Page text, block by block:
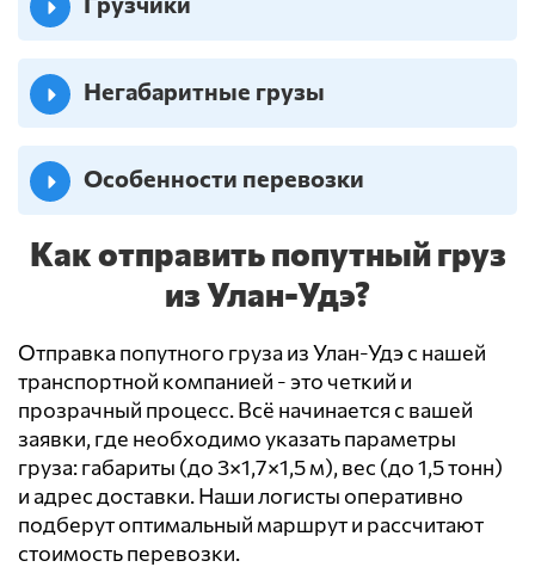
Негабаритные грузы
Особенности перевозки
Как отправить попутный груз
из Улан-Удэ?
Отправка попутного груза из Улан-Удэ с нашей
транспортной компанией - это четкий и
прозрачный процесс. Всё начинается с вашей
заявки, где необходимо указать параметры
груза: габариты (до 3×1,7×1,5 м), вес (до 1,5 тонн)
и адрес доставки. Наши логисты оперативно
подберут оптимальный маршрут и рассчитают
стоимость перевозки.